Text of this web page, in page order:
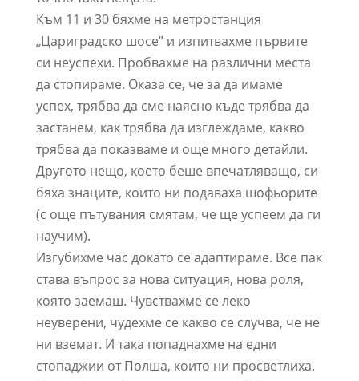
Към 11 и 30 бяхме на метростанция
„Цариградско шосе” и изпитвахме първите
си неуспехи. Пробвахме на различни места
да стопираме. Оказа се, че за да имаме
успех, трябва да сме наясно къде трябва да
застанем, как трябва да изглеждаме, какво
трябва да показваме и още много детайли.
Другото нещо, което беше впечатляващо, си
бяха знаците, които ни подаваха шофьорите
(с още пътувания смятам, че ще успеем да ги
научим).
Изгубихме час докато се адаптираме. Все пак
става въпрос за нова ситуация, нова роля,
която заемаш. Чувствахме се леко
неуверени, чудехме се какво се случва, че не
ни вземат. И така попаднахме на едни
стопаджии от Полша, които ни просветлиха.